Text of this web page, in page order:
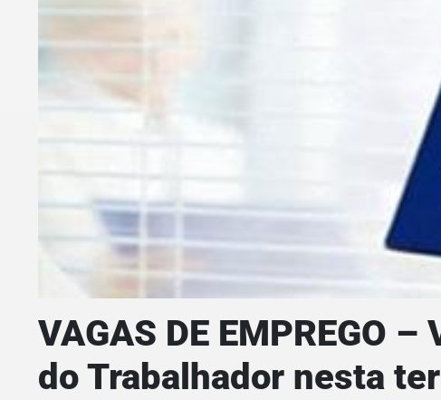
VAGAS DE EMPREGO
do Trabalhador nesta